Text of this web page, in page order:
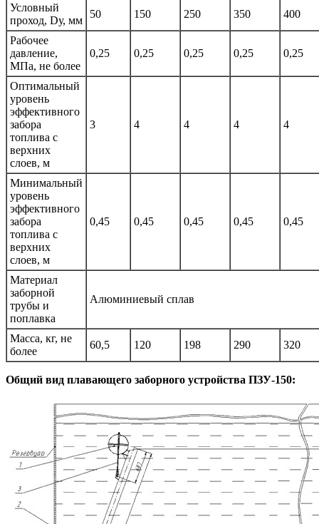
Условный
проход, Dу, мм
50 150 250 350 400
Рабочее
давление,
МПа, не более
0,25 0,25 0,25 0,25 0,25
Оптимальный
уровень
эффективного
забора
топлива с
верхних
слоев, м
3 4 4 4 4
Минимальный
уровень
эффективного
забора
топлива с
верхних
слоев, м
0,45 0,45 0,45 0,45 0,45
Материал
заборной
трубы и
поплавка
Алюминиевый сплав
Масса, кг, не
более
60,5 120 198 290 320
Общий вид плавающего заборного устройства ПЗУ-150: